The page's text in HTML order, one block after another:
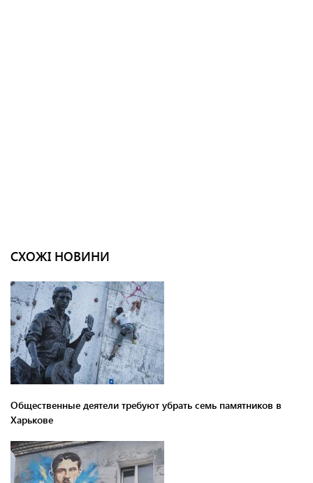
СХОЖІ НОВИНИ
Общественные деятели требуют убрать семь памятников в
Харькове